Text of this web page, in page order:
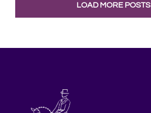
LOAD MORE POSTS